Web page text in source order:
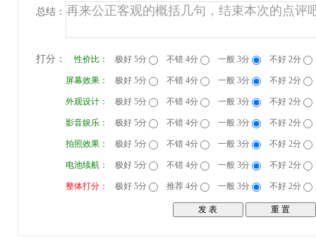
总结：
打分： 性价比： 极好 5分 不错 4分 一般 3分 不好 2分
屏幕效果： 极好 5分 不错 4分 一般 3分 不好 2分
外观设计： 极好 5分 不错 4分 一般 3分 不好 2分
影音娱乐： 极好 5分 不错 4分 一般 3分 不好 2分
拍照效果： 极好 5分 不错 4分 一般 3分 不好 2分
电池续航： 极好 5分 不错 4分 一般 3分 不好 2分
整体打分： 极好 5分 推荐 4分 一般 3分 不好 2分